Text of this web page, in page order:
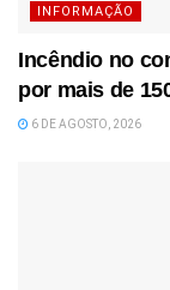
INFORMAÇÃO
Incêndio no
por mais de
6 DE AGOSTO, 2026